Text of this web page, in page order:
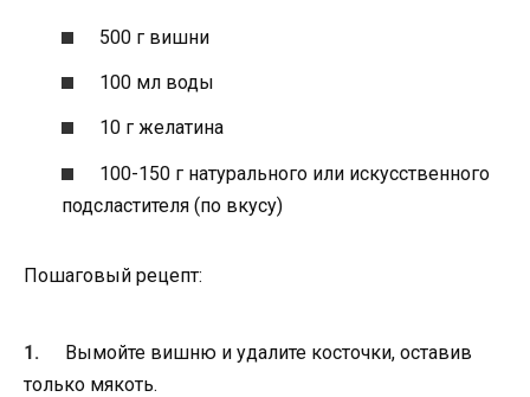
500 г вишни
100 мл воды
10 г желатина
100-150 г натурального или искусственного
подсластителя (по вкусу)
Пошаговый рецепт:
Вымойте вишню и удалите косточки, оставив
только мякоть.